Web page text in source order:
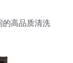
的高品质清洗